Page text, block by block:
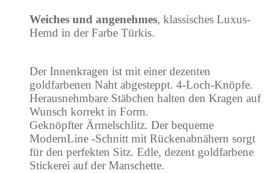
Weiches und angenehmes, klassisches Luxus-
Hemd in der Farbe Türkis.
Der Innenkragen ist mit einer dezenten
goldfarbenen Naht abgesteppt. 4-Loch-Knöpfe.
Herausnehmbare Stäbchen halten den Kragen auf
Wunsch korrekt in Form.
Geknöpfter Ärmelschlitz. Der bequeme
ModernLine -Schnitt mit Rückenabnähern sorgt
für den perfekten Sitz. Edle, dezent goldfarbene
Stickerei auf der Manschette.